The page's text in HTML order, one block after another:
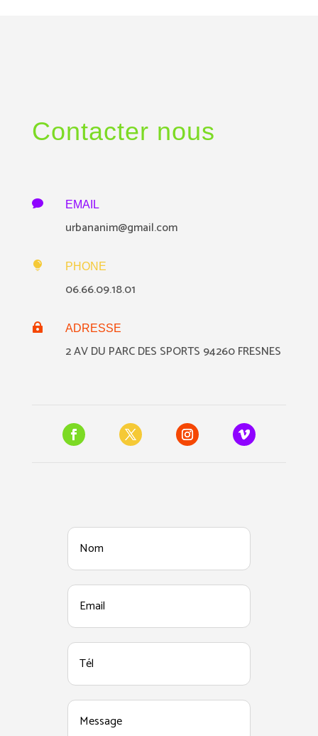
Contacter nous
 EMAIL
urbananim@gmail.com
 PHONE
06.66.09.18.01
 ADRESSE
2 AV DU PARC DES SPORTS 94260 FRESNES